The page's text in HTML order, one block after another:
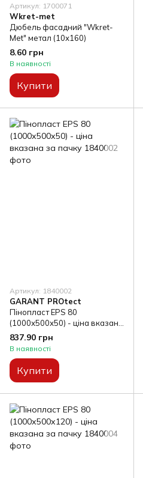
Артикул: 1700071
Wkret-met
Дюбель фасадний "Wkret-
Met" метал (10х160)
8.60 грн
В наявності
Купити
Артикул: 1840002
GARANT PROtect
Пінопласт EPS 80
(1000х500х50) - ціна вказана
за пачку
837.90 грн
В наявності
Купити